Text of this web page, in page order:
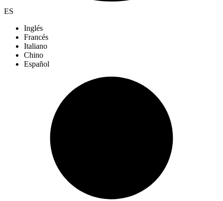
ES
Inglés
Francés
Italiano
Chino
Español